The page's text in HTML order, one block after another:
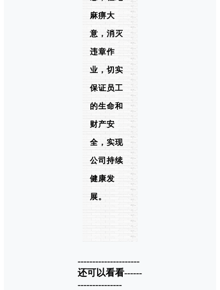
麻痹大
意，消灭
违章作
业，切实
保证员工
的生命和
财产安
全，实现
公司持续
健康发
展。
---------------------
还可以看看------
---------------